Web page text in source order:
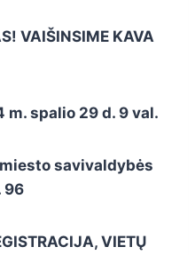
VAIŠINSIME KAVA
m. spalio 29 d. 9 val.
savivaldybės
96
VIETŲ